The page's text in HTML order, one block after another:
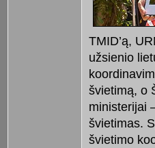
TMID’ą,
užsienio
švietimą, o
ministerijai
švietimas.
švietimo